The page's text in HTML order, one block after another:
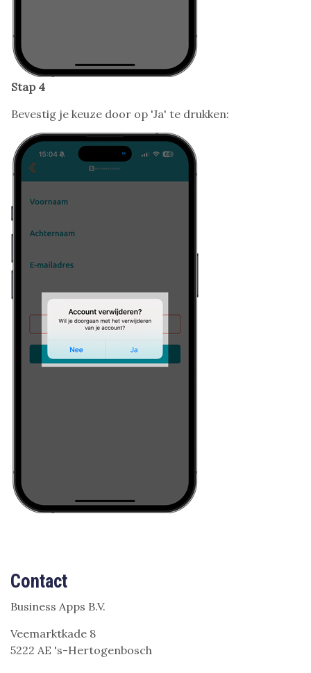
Stap 4
Bevestig je keuze door op 'Ja' te drukken:
Contact
Business Apps B.V.
Veemarktkade 8
5222 AE 's-Hertogenbosch